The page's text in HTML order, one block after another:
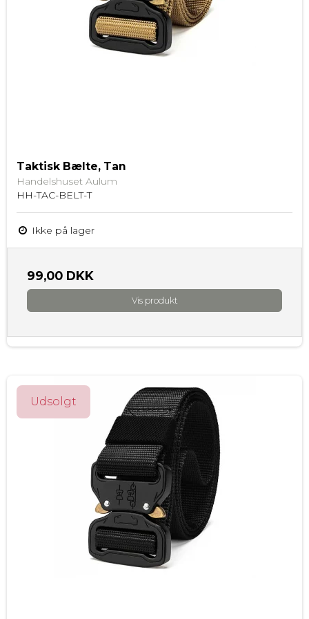
Taktisk Bælte, Tan
Handelshuset Aulum
HH-TAC-BELT-T
Ikke på lager
99,00 DKK
Vis produkt
Udsolgt